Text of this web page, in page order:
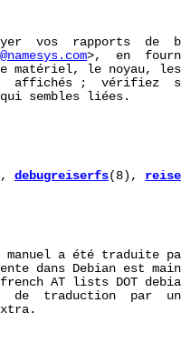
vos  rapports  de
>,  en
matériel, le noyau,
affichés ;  vérifiez
sembles liées.
debugreiserfs(8),
manuel a été traduite
dans Debian est
AT lists DOT
de  traduction  par